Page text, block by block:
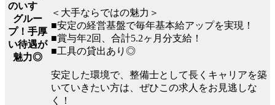
のいすゞ
グルー
プ！手厚
い待遇が
魅力◎
＜大手ならではの魅力＞
■安定の経営基盤で毎年基本給アップを実現！
■賞与年2回、合計5.2ヶ月分支給！
■工具の貸出あり◎
安定した環境で、整備士として長くキャリアを築
いていきたい方は、ぜひこの求人をお見逃しな
く！